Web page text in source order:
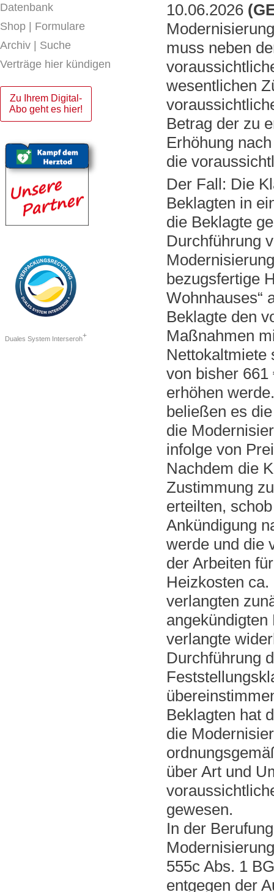
Datenbank
Shop | Formulare
Archiv | Suche
Verträge hier kündigen
Zu Ihrem Digital-
Abo geht es hier!
Duales System Interseroh+
10.06.2026
muss neben
wesentlichen
Betrag der zu
Erhöhung
die
Der Fall: Die
Beklagten in
die Beklagte
Durchführung
bezugsfertige
Wohnhauses“
Beklagte den
Maßnahmen
Nettokaltmiete
von bisher
erhöhen
beließen es
die
infolge von
Nachdem die
Zustimmung
erteilten,
Ankündigung
werde und die
der Arbeiten
Heizkosten
verlangten
verlangte
Durchführung
Beklagten hat
die
über Art und
gewesen.
In der
555c Abs. 1
entgegen der